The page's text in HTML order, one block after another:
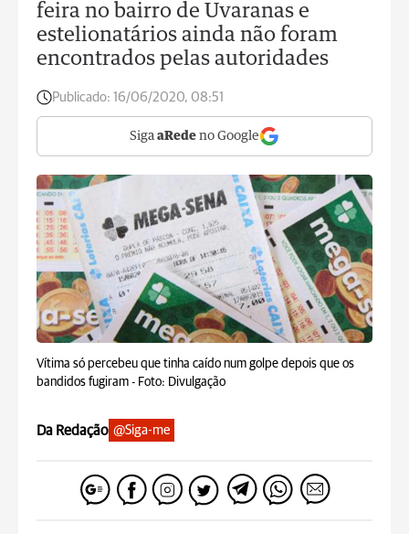
feira no bairro de Uvaranas e
estelionatários ainda não foram
encontrados pelas autoridades
Publicado: 16/06/2020, 08:51
Siga aRede no Google
Vítima só percebeu que tinha caído num golpe depois que os
bandidos fugiram - Foto: Divulgação
Da Redação @Siga-me